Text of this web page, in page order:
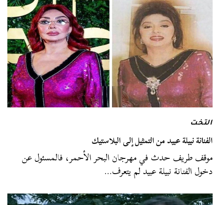
التخت
الفنانة نبيلة عبيد من التمثيل إلى البلاستيك
موقف طريف حدث في مهرجان البحر الأحمر، فالمسئول عن
دخول الفنانة نبيلة عبيد لم يتعرف…